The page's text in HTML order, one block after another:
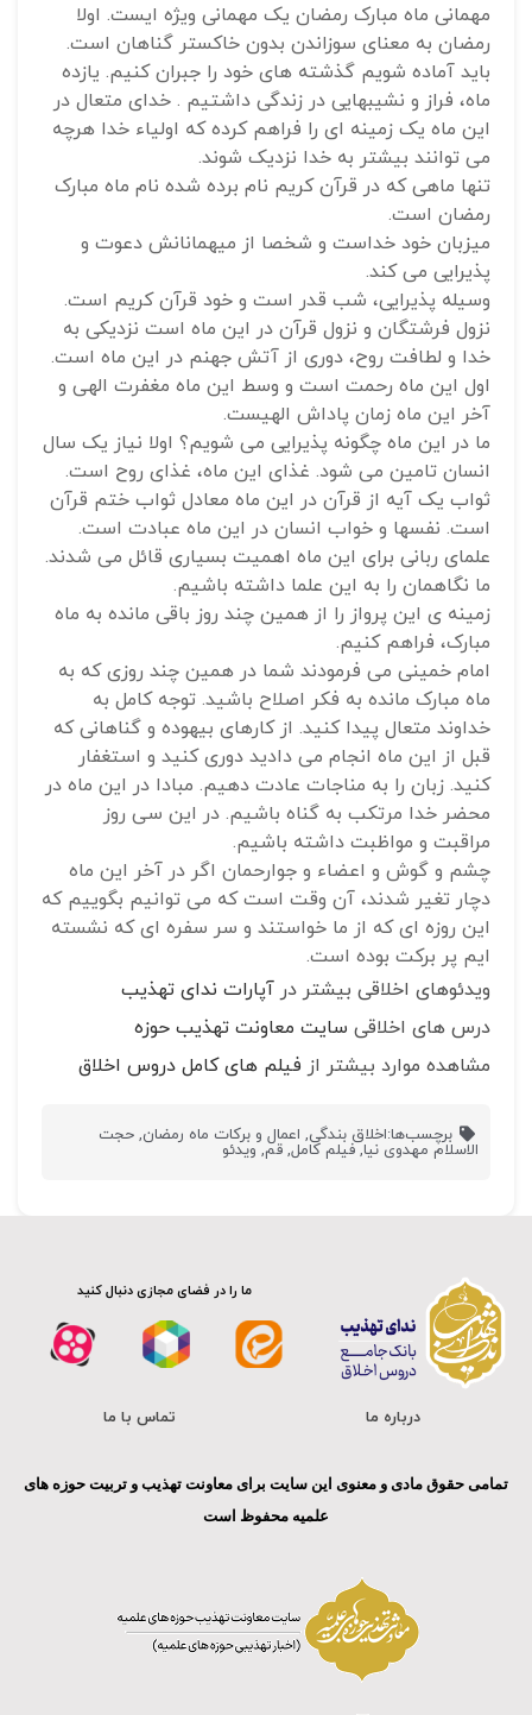
مهمانی ماه مبارک رمضان یک مهمانی ویژه ایست. اولا
رمضان به معنای سوزاندن بدون خاکستر گناهان است.
باید آماده شویم گذشته های خود را جبران کنیم. یازده
ماه، فراز و نشیبهایی در زندگی داشتیم . خدای متعال در
این ماه یک زمینه ای را فراهم کرده که اولیاء خدا هرچه
می توانند بیشتر به خدا نزدیک شوند.
تنها ماهی که در قرآن کریم نام برده شده نام ماه مبارک
رمضان است.
میزبان خود خداست و شخصا از میهمانانش دعوت و
پذیرایی می کند.
وسیله پذیرایی، شب قدر است و خود قرآن کریم است.
نزول فرشتگان و نزول قرآن در این ماه است نزدیکی به
خدا و لطافت روح، دوری از آتش جهنم در این ماه است.
اول این ماه رحمت است و وسط این ماه مغفرت الهی و
آخر این ماه زمان پاداش الهیست.
ما در این ماه چگونه پذیرایی می شویم؟ اولا نیاز یک سال
انسان تامین می شود. غذای این ماه، غذای روح است.
ثواب یک آیه از قرآن در این ماه معادل ثواب ختم قرآن
است. نفسها و خواب انسان در این ماه عبادت است.
علمای ربانی برای این ماه اهمیت بسیاری قائل می شدند.
ما نگاهمان را به این علما داشته باشیم.
زمینه ی این پرواز را از همین چند روز باقی مانده به ماه
مبارک، فراهم کنیم.
امام خمینی می فرمودند شما در همین چند روزی که به
ماه مبارک مانده به فکر اصلاح باشید. توجه کامل به
خداوند متعال پیدا کنید. از کارهای بیهوده و گناهانی که
قبل از این ماه انجام می دادید دوری کنید و استغفار
کنید. زبان را به مناجات عادت دهیم. مبادا در این ماه در
محضر خدا مرتکب به گناه باشیم. در این سی روز
مراقبت و مواظبت داشته باشیم.
چشم و گوش و اعضاء و جوارحمان اگر در آخر این ماه
دچار تغیر شدند، آن وقت است که می توانیم بگوییم که
این روزه ای که از ما خواستند و سر سفره ای که نشسته
ایم پر برکت بوده است.
ویدئوهای اخلاقی بیشتر در آپارات ندای تهذیب
درس های اخلاقی سایت معاونت تهذیب حوزه
مشاهده موارد بیشتر از فیلم های کامل دروس اخلاق
برچسب‌ها:اخلاق بندگی, اعمال و برکات ماه رمضان,حجت
الاسلام مهدوی نیا, فیلم کامل, قم, ویدئو
ما را در فضای مجازی دنبال کنید
درباره ما تماس با ما
تمامی حقوق مادی و معنوی این سایت برای معاونت تهذیب و تربیت حوزه های
علمیه محفوظ است